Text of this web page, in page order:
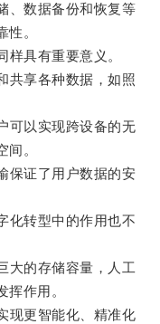
数据备份和恢复等
。
具有重要意义。
享各种数据，如照
以实现跨设备的无
。
证了用户数据的安
转型中的作用也不
的存储容量，人工
作用。
更智能化、精准化